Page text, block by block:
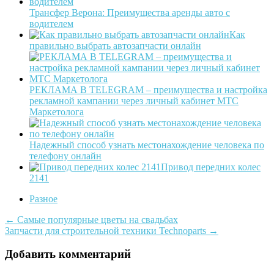
Трансфер Верона: Преимущества аренды авто с
водителем
Как
правильно выбрать автозапчасти онлайн
РЕКЛАМА В TELEGRAM – преимущества и настройка
рекламной кампании через личный кабинет МТС
Маркетолога
Надежный способ узнать местонахождение человека по
телефону онлайн
Привод передних колес
2141
Разное
Post
navigation
← Самые популярные цветы на свадьбах
Запчасти для строительной техники Technoparts →
Добавить комментарий